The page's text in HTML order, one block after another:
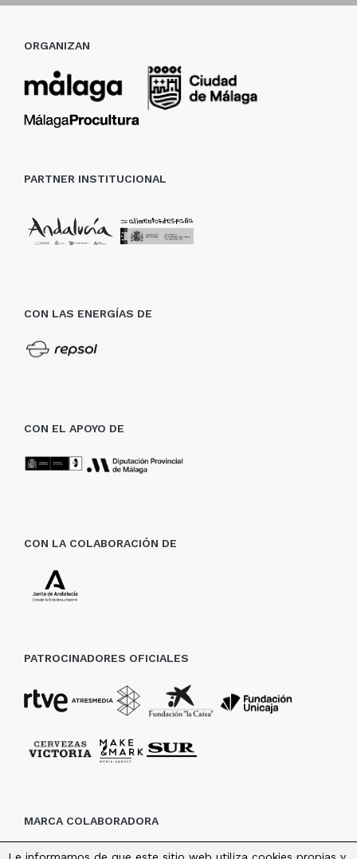
ORGANIZAN
PARTNER INSTITUCIONAL
CON LAS ENERGÍAS DE
CON EL APOYO DE
CON LA COLABORACIÓN DE
PATROCINADORES OFICIALES
MARCA COLABORADORA